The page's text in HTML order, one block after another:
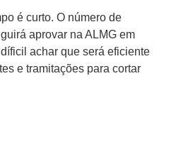
é curto. O número de
aprovar na ALMG em
achar que será eficiente
e tramitações para cortar